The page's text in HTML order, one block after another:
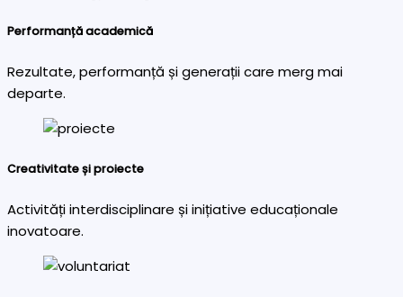
Performanță academică
Rezultate, performanță și generații care merg mai
departe.
Creativitate și proiecte
Activități interdisciplinare și inițiative educaționale
inovatoare.